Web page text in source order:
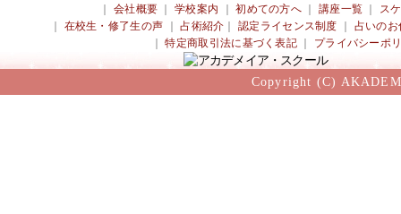
会社概要 ｜学校案内 ｜初めての方へ 講座一覧
ス
在校生・修了生の声 ｜占術紹介 ｜認定ライセンス制度
占いのお
｜特定商取引法に基づく表記 プライバシーポ
Copyright (C)